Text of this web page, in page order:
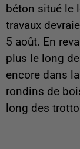
béton situé le
travaux
5 août. En
plus le long
encore dans
rondins de
long des